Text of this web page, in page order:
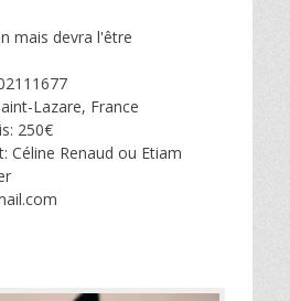
mais devra l'être
Lazare, France
250€
Céline Renaud ou Etiam